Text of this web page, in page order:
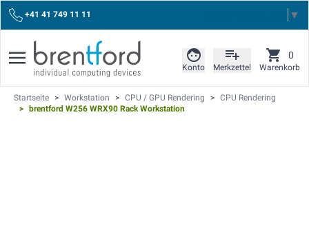
+41 41 749 11 11 ▼
Konto Merkzettel Warenkorb
0
Startseite > Workstation > CPU / GPU Rendering > CPU Rendering
>
brentford W256 WRX90 Rack Workstation